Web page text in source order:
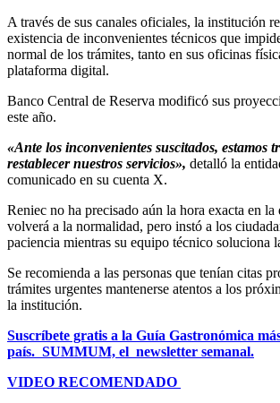
A través de sus canales oficiales, la institución
existencia de inconvenientes técnicos que
normal de los trámites, tanto en sus oficinas
plataforma digital.
Banco Central de Reserva modificó sus
este año.
«Ante los inconvenientes suscitados, estamos
restablecer nuestros servicios», detalló la
comunicado en su cuenta X.
Reniec no ha precisado aún la hora exacta en la
volverá a la normalidad, pero instó a los
paciencia mientras su equipo técnico soluciona
Se recomienda a las personas que tenían citas
trámites urgentes mantenerse atentos a los
la institución.
Suscríbete gratis a la Guía Gastronómica
país. SUMMUM, el newsletter semanal.
VIDEO RECOMENDADO